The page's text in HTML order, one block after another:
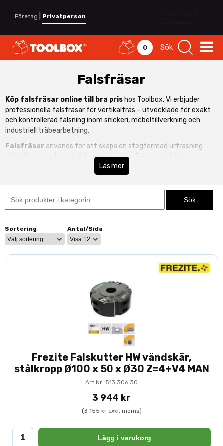
Företag Privatperson
0 Sök
Falsfräsar
Köp falsfräsar online till bra pris hos Toolbox. Vi erbjuder
professionella falsfräsar för vertikalfräs – utvecklade för exakt
och kontrollerad falsning inom snickeri, möbeltillverkning och
industriell träbearbetning.
Falsfräsar används för att skapa en stegformad urfräsning
(fals) längs kanten på ett arbetsstycke. Falsen möjliggör
exempelvis montering av bakstycken, glas, paneler eller
sammanfogning av två trädetaljer med hög precision.
Våra falsfräsar är kompatibla medvertikalfräsaroch finns i flera
skärbredder och dimensioner för olika arbetsmoment och
Vad är en falsfräs?
En falsfräs är en kantstyrd fräs med kullager som skapar en plan
urfräsning i materialets kant. Genom att justera skärdiameter
eller kullagerstorlek kan du kontrollera falsens bredd och djup.
Montering av bakstycken i skåp
Infällning av glas i ramar
Panel- och karmkonstruktion
Snickeriarbeten där exakt passform krävs
Fördelar med falsfräs med kullager
Kullagerstyrningen gör att fräsen följer arbetsstyckets kant
exakt utan behov av anhåll. Detta ger:
Repeterbar precision
Snabbare arbetsmoment
Minskad risk för felmätning
Läs mer
Sortering Antal/Sida
Frezite Falskutter HW vändskär,
stålkropp Ø100 x 50 x Ø30 Z=4+V4 MAN
Art.Nr: 513.306.30
3 944 kr
(3 155 kr exkl. moms)
Lägg i varukorg